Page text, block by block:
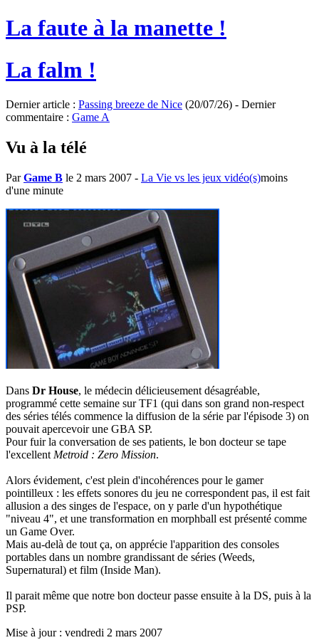
La faute à la manette !
La falm !
Dernier article : Passing breeze de Nice (20/07/26) - Dernier
commentaire : Game A
Vu à la télé
ParGame B le 2 mars 2007 - La Vie vs les jeux vidéo(s)moins
d'une minute
Dans Dr House, le médecin délicieusement désagréable,
programmé cette semaine sur TF1 (qui dans son grand non-respect
des séries télés commence la diffusion de la série par l'épisode 3) on
pouvait apercevoir une GBA SP.
Pour fuir la conversation de ses patients, le bon docteur se tape
l'excellent Metroid : Zero Mission.
Alors évidement, c'est plein d'incohérences pour le gamer
pointilleux : les effets sonores du jeu ne correspondent pas, il est fait
allusion a des singes de l'espace, on y parle d'un hypothétique
"niveau 4", et une transformation en morphball est présenté comme
un Game Over.
Mais au-delà de tout ça, on apprécie l'apparition des consoles
portables dans un nombre grandissant de séries (Weeds,
Supernatural) et film (Inside Man).
Il parait même que notre bon docteur passe ensuite à la DS, puis à la
PSP.
Mise à jour : vendredi 2 mars 2007